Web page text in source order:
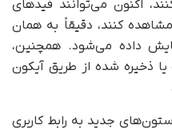
اکنون می‌توانند فیدهای
کنند، دقیقاً به همان
داده می‌شود. همچنین،
ذخیره شده از طریق آیکون
جدید به رابط کاربری